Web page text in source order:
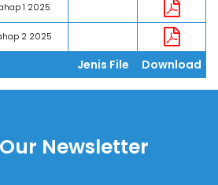
1 2025
2 2025
Jenis File Download
Newsletter